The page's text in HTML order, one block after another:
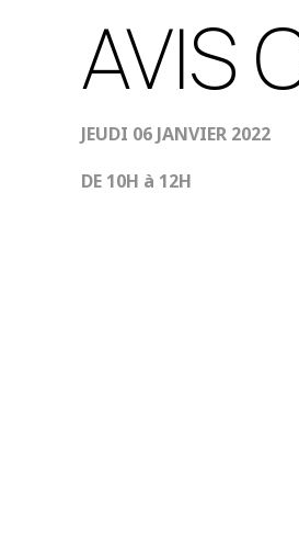
AVIS
JEUDI 06 JANVIER 2022
DE 10H à 12H